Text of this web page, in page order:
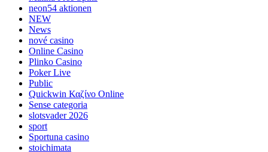
neon54 aktionen
NEW
News
nové casino
Online Casino
Plinko Casino
Poker Live
Public
Quickwin Καζίνο Online
Sense categoria
slotsvader 2026
sport
Sportuna casino
stoichimata